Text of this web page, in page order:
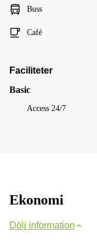
Buss
Café
Faciliteter
Basic
Access 24/7
Ekonomi
Dölj information